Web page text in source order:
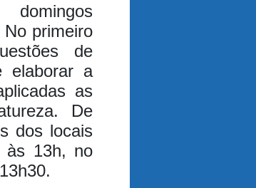
primeiro
de
elaborar a
as
De
dos locais
às 13h, no